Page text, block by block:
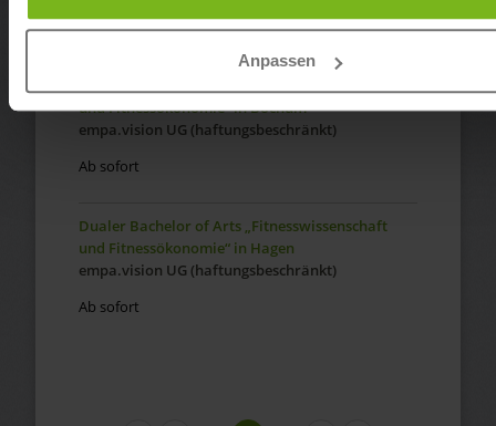
Anpassen
Ab sofort
und Fitnessökonomie“ in Bochum
empa.vision UG (haftungsbeschränkt)
Ab sofort
Dualer Bachelor of Arts „Fitnesswissenschaft
und Fitnessökonomie“ in Hagen
empa.vision UG (haftungsbeschränkt)
Ab sofort